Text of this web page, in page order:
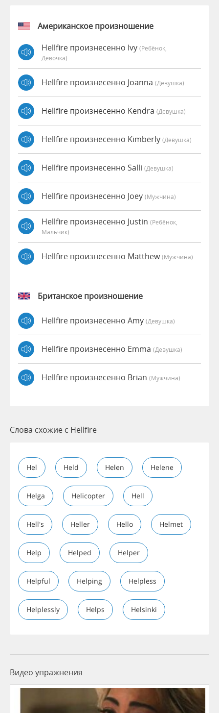
Американское произношение
Hellfire произнесенно Ivy (Ребёнок,
Девочка)
Hellfire произнесенно Joanna (девушка)
Hellfire произнесенно Kendra (девушка)
Hellfire произнесенно Kimberly (девушка)
Hellfire произнесенно Salli (девушка)
Hellfire произнесенно Joey (мужчина)
Hellfire произнесенно Justin (Ребёнок,
Мальчик)
Hellfire произнесенно Matthew(мужчина)
Британское произношение
Hellfire произнесенно Amy (девушка)
Hellfire произнесенно Emma (девушка)
Hellfire произнесенно Brian (мужчина)
Слова схожие с Hellfire
Hel Held Helen Helene
Helga Helicopter Hell
Hell's Heller Hello Helmet
Help Helped Helper
Helpful Helping Helpless
Helplessly Helps Helsinki
Видео упражнения